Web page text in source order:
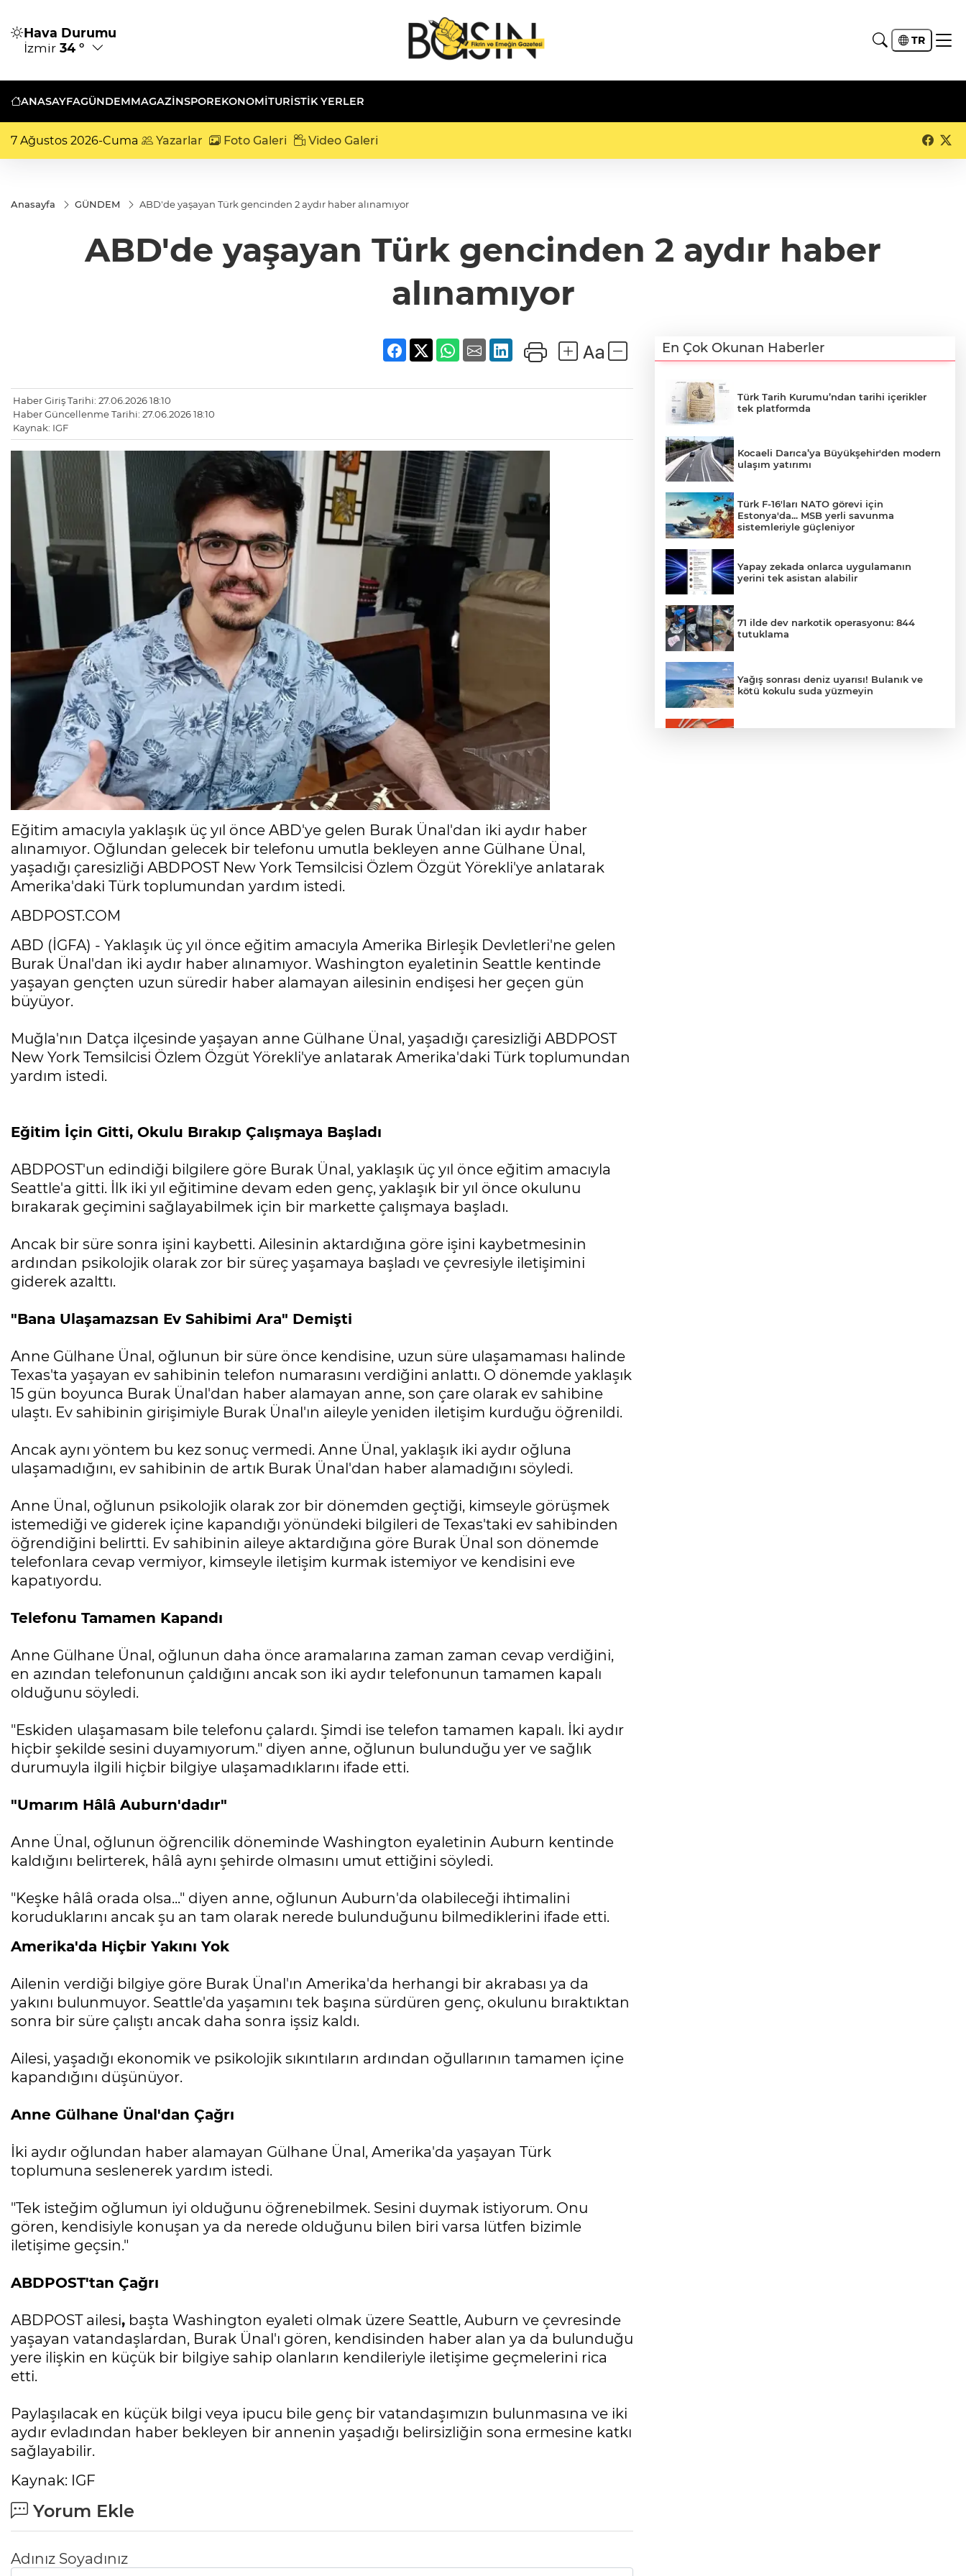
Hava Durumu
İzmir 34 ° TR
ANASAYFAGÜNDEMMAGAZİNSPOREKONOMİTURISTIK YERLER
7 Ağustos 2026-Cuma Yazarlar Foto Galeri Video Galeri
Anasayfa GÜNDEM ABD'de yaşayan Türk gencinden 2 aydır haber alınamıyor
ABD'de yaşayan Türk gencinden 2 aydır haber
alınamıyor
Haber Giriş Tarihi: 27.06.2026 18:10
Haber Güncellenme Tarihi: 27.06.2026 18:10
Kaynak: IGF
Eğitim amacıyla yaklaşık üç yıl önce ABD'ye gelen Burak Ünal'dan iki aydır haber
alınamıyor. Oğlundan gelecek bir telefonu umutla bekleyen anne Gülhane Ünal,
yaşadığı çaresizliği ABDPOST New York Temsilcisi Özlem Özgüt Yörekli'ye anlatarak
Amerika'daki Türk toplumundan yardım istedi.
ABDPOST.COM
ABD (İGFA) - Yaklaşık üç yıl önce eğitim amacıyla Amerika Birleşik Devletleri'ne gelen
Burak Ünal'dan iki aydır haber alınamıyor. Washington eyaletinin Seattle kentinde
yaşayan gençten uzun süredir haber alamayan ailesinin endişesi her geçen gün
büyüyor.
Muğla'nın Datça ilçesinde yaşayan anne Gülhane Ünal, yaşadığı çaresizliği ABDPOST
New York Temsilcisi Özlem Özgüt Yörekli'ye anlatarak Amerika'daki Türk toplumundan
yardım istedi.
Eğitim İçin Gitti, Okulu Bırakıp Çalışmaya Başladı
ABDPOST'un edindiği bilgilere göre Burak Ünal, yaklaşık üç yıl önce eğitim amacıyla
Seattle'a gitti. İlk iki yıl eğitimine devam eden genç, yaklaşık bir yıl önce okulunu
bırakarak geçimini sağlayabilmek için bir markette çalışmaya başladı.
Ancak bir süre sonra işini kaybetti. Ailesinin aktardığına göre işini kaybetmesinin
ardından psikolojik olarak zor bir süreç yaşamaya başladı ve çevresiyle iletişimini
giderek azalttı.
"Bana Ulaşamazsan Ev Sahibimi Ara" Demişti
Anne Gülhane Ünal, oğlunun bir süre önce kendisine, uzun süre ulaşamaması halinde
Texas'ta yaşayan ev sahibinin telefon numarasını verdiğini anlattı. O dönemde yaklaşık
15 gün boyunca Burak Ünal'dan haber alamayan anne, son çare olarak ev sahibine
ulaştı. Ev sahibinin girişimiyle Burak Ünal'ın aileyle yeniden iletişim kurduğu öğrenildi.
Ancak aynı yöntem bu kez sonuç vermedi. Anne Ünal, yaklaşık iki aydır oğluna
ulaşamadığını, ev sahibinin de artık Burak Ünal'dan haber alamadığını söyledi.
Anne Ünal, oğlunun psikolojik olarak zor bir dönemden geçtiği, kimseyle görüşmek
istemediği ve giderek içine kapandığı yönündeki bilgileri de Texas'taki ev sahibinden
öğrendiğini belirtti. Ev sahibinin aileye aktardığına göre Burak Ünal son dönemde
telefonlara cevap vermiyor, kimseyle iletişim kurmak istemiyor ve kendisini eve
kapatıyordu.
Telefonu Tamamen Kapandı
Anne Gülhane Ünal, oğlunun daha önce aramalarına zaman zaman cevap verdiğini,
en azından telefonunun çaldığını ancak son iki aydır telefonunun tamamen kapalı
olduğunu söyledi.
"Eskiden ulaşamasam bile telefonu çalardı. Şimdi ise telefon tamamen kapalı. İki aydır
hiçbir şekilde sesini duyamıyorum." diyen anne, oğlunun bulunduğu yer ve sağlık
durumuyla ilgili hiçbir bilgiye ulaşamadıklarını ifade etti.
"Umarım Hâlâ Auburn'dadır"
Anne Ünal, oğlunun öğrencilik döneminde Washington eyaletinin Auburn kentinde
kaldığını belirterek, hâlâ aynı şehirde olmasını umut ettiğini söyledi.
"Keşke hâlâ orada olsa..." diyen anne, oğlunun Auburn'da olabileceği ihtimalini
koruduklarını ancak şu an tam olarak nerede bulunduğunu bilmediklerini ifade etti.
Amerika'da Hiçbir Yakını Yok
Ailenin verdiği bilgiye göre Burak Ünal'ın Amerika'da herhangi bir akrabası ya da
yakını bulunmuyor. Seattle'da yaşamını tek başına sürdüren genç, okulunu bıraktıktan
sonra bir süre çalıştı ancak daha sonra işsiz kaldı.
Ailesi, yaşadığı ekonomik ve psikolojik sıkıntıların ardından oğullarının tamamen içine
kapandığını düşünüyor.
Anne Gülhane Ünal'dan Çağrı
İki aydır oğlundan haber alamayan Gülhane Ünal, Amerika'da yaşayan Türk
toplumuna seslenerek yardım istedi.
"Tek isteğim oğlumun iyi olduğunu öğrenebilmek. Sesini duymak istiyorum. Onu
gören, kendisiyle konuşan ya da nerede olduğunu bilen biri varsa lütfen bizimle
iletişime geçsin."
ABDPOST'tan Çağrı
ABDPOST ailesi, başta Washington eyaleti olmak üzere Seattle, Auburn ve çevresinde
yaşayan vatandaşlardan, Burak Ünal'ı gören, kendisinden haber alan ya da bulunduğu
yere ilişkin en küçük bir bilgiye sahip olanların kendileriyle iletişime geçmelerini rica
etti.
Paylaşılacak en küçük bilgi veya ipucu bile genç bir vatandaşımızın bulunmasına ve iki
aydır evladından haber bekleyen bir annenin yaşadığı belirsizliğin sona ermesine katkı
sağlayabilir.
Kaynak: IGF
Yorum Ekle
Adınız Soyadınız
En Çok Okunan Haberler
Türk Tarih Kurumu’ndan tarihi içerikler
tek platformda
Kocaeli Darıca’ya Büyükşehir'den modern
ulaşım yatırımı
Türk F-16'ları NATO görevi için
Estonya'da... MSB yerli savunma
sistemleriyle güçleniyor
Yapay zekada onlarca uygulamanın
yerini tek asistan alabilir
71 ilde dev narkotik operasyonu: 844
tutuklama
Yağış sonrası deniz uyarısı! Bulanık ve
kötü kokulu suda yüzmeyin